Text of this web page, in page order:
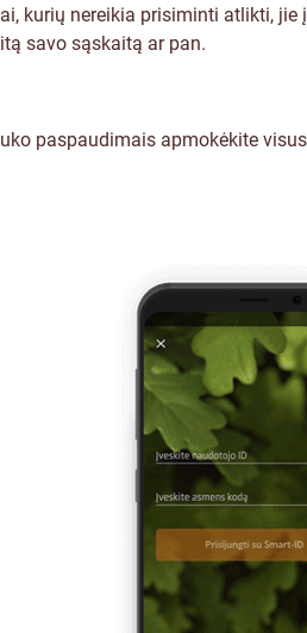
kurių nereikia prisiminti atlikti,
savo sąskaitą ar pan.
paspaudimais apmokėkite